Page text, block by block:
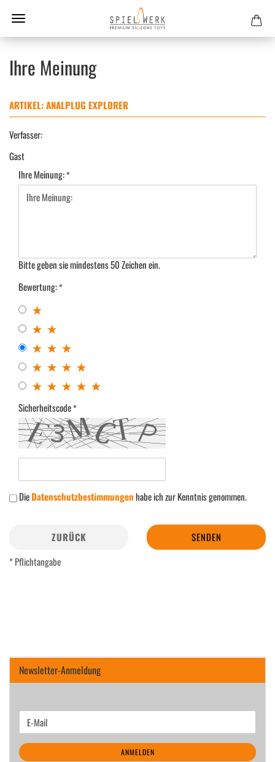
Ihre Meinung
ARTIKEL: ANALPLUG EXPLORER
Verfasser:
Gast
Ihre Meinung:
Bitte geben sie mindestens 50 Zeichen ein.
Bewertung:
Sicherheitscode
DieDatenschutzbestimmungenhabe ich zur Kenntnis genommen.
ZURÜCK
SENDEN
* Pflichtangabe
Newsletter-Anmeldung
WEITER
ZUR
NEWSLETTER-
ANMELDUNG
E-
Mail
ANMELDEN